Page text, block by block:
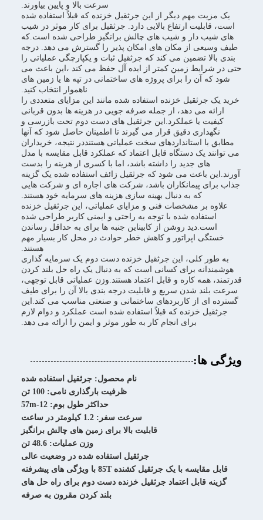
سرعت بالا و پایین بیاورند.
یک مزیت مهم دیگر از این جرثقیل خزنده که قبلاً استفاده شده
است، قابلیت ارتفاع بالایی دارد. جرثقیل برای کار موثر در شیب
های شیب دار و شیب های چالش برانگیز طراحی شده است.که
طیف وسیعی از مکان های امکان پذیر را گسترش می دهد. درجه
بندی بالا تضمین می کند که جرثقیل ثبات و یکپارچگی عملیاتی را
حتی در شرایط زمین کمتر از ایده آل حفظ می کند ،این باعث می
شود که آن را برای پروژه های ساختمانی در تپه ها یا زمین های
ناهموار انتخاب کنید.
خرید یک جرثقیل خزنده استفاده شده مانند این مزایای متعددی را
ارائه می دهد، از جمله صرفه جویی در هزینه ها بدون قربانی
کیفیت یا عملکرد.این جرثقیل های دست دوم تحت بازرسی و
نگهداری دقیق قرار می گیرند تا اطمینان حاصل شود که آنها
مطابق با استانداردهای سخت عملیاتی هستنددر نتیجه، خریداران
می توانند یک دستگاه قابل اعتماد که عملکرد قابل مقایسه با مدل
های جدید را داشته باشد، اما با کسری از هزینه را بدست
آورند.این باعث می شود که جرثقیل زائف استفاده شده یک گزینه
جذاب برای پیمانکاران باشد، شرکت های اجاره ای و شرکت هایی
که به دنبال بهینه سازی هزینه های سرمایه خود هستند.
علاوه بر مشخصات فنی و مزایای عملیاتی، این جرثقیل خزنده
استفاده شده با توجه به راحتی و ایمنی کاربر طراحی شده
است.دید روشن از کابیناین جنبه ها برای به حداقل رساندن
خستگی اپراتور و کاهش خطر حوادث در محل کار بسیار مهم
هستند.
به طور کلی، این جرثقیل خزنده دست دوم یک سرمایه گذاری
هوشمندانه برای کسانی است که به دنبال یک راه حل بلند کردن
قدرتمند، همه کاره و قابل اعتماد هستند.وزن عملیاتی قابل توجهی،
سرعت بلند شدن سریع و قابلیت درجه بندی بالا آن را برای طیف
گسترده ای از کاربردهای ساختمانی و صنعتی مناسب می کند.این
جرثقیل خزنده که قبلاً استفاده شده است عملکرد و دوام لازم
برای انجام کار به طور موثر و ایمن را ارائه می دهد.
ویژگی ها:
نام محصول: جرثقیل استفاده شده
ظرفیت بارگذاری نامی: 100 تن
حداکثر طول بوم: 12-57m
سرعت سفر: 1.2 کیلومتر در ساعت
قابلیت بالا برای زمین های چالش برانگیز
وزن عملیات: 48.6 تن
جرثقیل استفاده شده در وضعیت عالی
قابل مقایسه با یک جرثقیل کشنده 85T با ویژگی های پیشرفته
گزینه قابل اعتماد جرثقیل خزنده دست دوم برای راه حل های
بلند کردن مقرون به صرفه